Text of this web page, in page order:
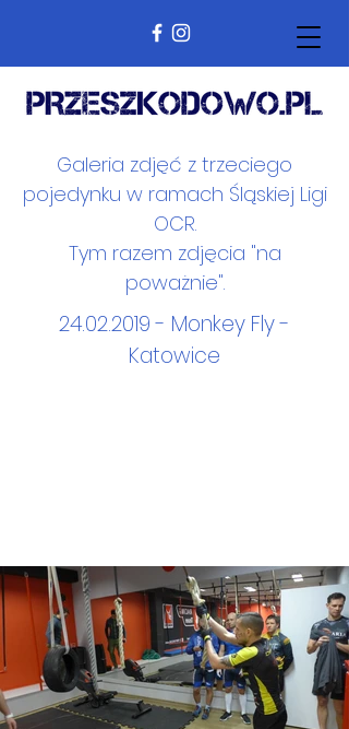
Galeria zdjęć z trzeciego
pojedynku w ramach Śląskiej Ligi
OCR.
Tym razem zdjęcia "na
poważnie".
24.02.2019- Monkey Fly -
Katowice